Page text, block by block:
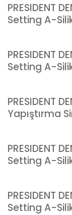
PRESIDENT
Setting A-
PRESIDENT
Setting A-
PRESIDENT
Yapıştırma
PRESIDENT
Setting A-
PRESIDENT
Setting A-